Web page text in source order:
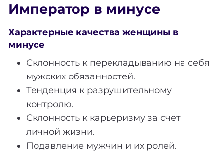
Император в минусе
Характерные качества женщины в
минусе
Склонность к перекладыванию на себя
мужских обязанностей.
Тенденция к разрушительному
контролю.
Склонность к карьеризму за счет
личной жизни.
Подавление мужчин и их ролей.